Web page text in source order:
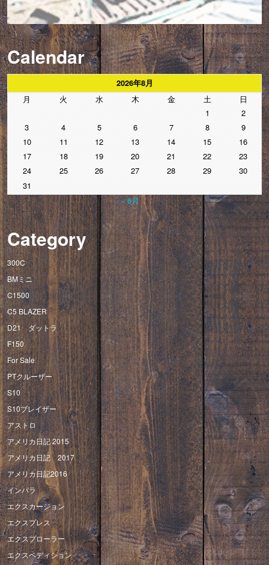
Calendar
2026年8月
月 火 水 木 金 土
日
1
2
3
4 5 6 7 8
9
10
11 12 13 14 15
16
17
18 19 20 21 22
23
24
25 26 27 28 29
30
31
« 6月
Category
300C
BMミニ
C1500
C5 BLAZER
D21 ダットラ
F150
For Sale
PTクルーザー
S10
S10ブレイザー
アストロ
アメリカ日記 2015
アメリカ日記 2017
アメリカ日記2016
インパラ
エクスカージョン
エクスプレス
エクスプローラー
エクスペディション